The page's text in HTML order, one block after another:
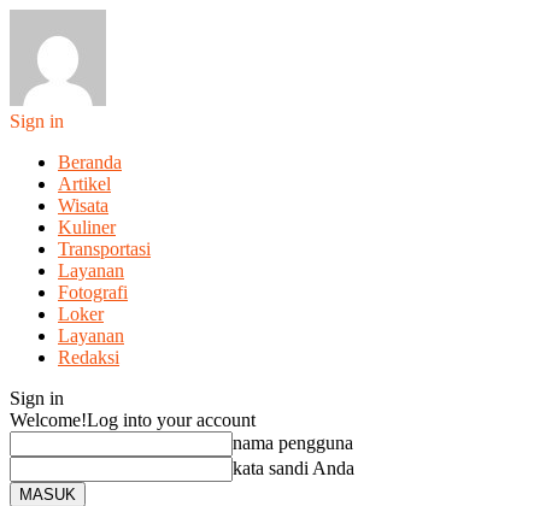
Sign in
Beranda
Artikel
Wisata
Kuliner
Transportasi
Layanan
Fotografi
Loker
Layanan
Redaksi
Sign in
Welcome!Log into your account
nama pengguna
kata sandi Anda